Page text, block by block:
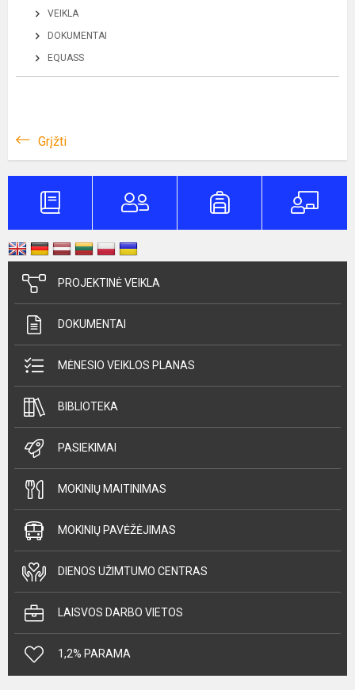
VEIKLA
DOKUMENTAI
EQUASS
Grįžti
PROJEKTINĖ VEIKLA
DOKUMENTAI
MĖNESIO VEIKLOS PLANAS
BIBLIOTEKA
PASIEKIMAI
MOKINIŲ MAITINIMAS
MOKINIŲ PAVĖŽĖJIMAS
DIENOS UŽIMTUMO CENTRAS
LAISVOS DARBO VIETOS
1,2% PARAMA